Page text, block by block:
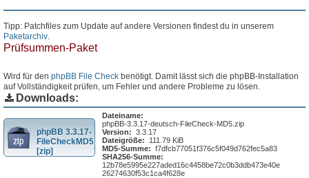
Tipp: Patchfiles zum Update auf andere Versionen findest du in unserem
Paketarchiv
Prüfsummen-Paket
Wird für den phpBB File Check benötigt. Damit lässt sich die phpBB-Installation
auf Vollständigkeit prüfen, um Fehler und andere Probleme zu lösen.
Downloads:
phpBB 3.3.17-
FileCheckMD5
[zip]
Dateiname:
phpBB-3.3.17-deutsch-FileCheck-MD5.zip
Version: 3.3.17
Dateigröße:
111.79 KiB
MD5-Summe: f7dfcb77051f376c5f049d762fec5a83
SHA256-Summe:
12b78e5995e227aded16c4458be72c0b3ddb473e40e
26274630f53c1ca4f628e